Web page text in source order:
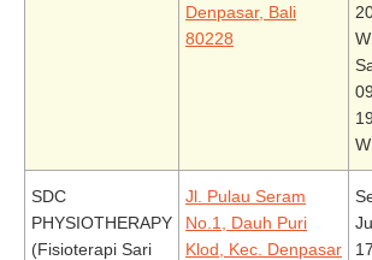
Denpasar, Bali
80228
SDC
PHYSIOTHERAPY
(Fisioterapi Sari
Jl. Pulau Seram
No.1, Dauh Puri
Klod, Kec. Denpasar